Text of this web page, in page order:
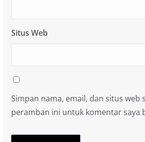
Situs Web
Simpan nama, email, dan situs web
peramban ini untuk komentar saya